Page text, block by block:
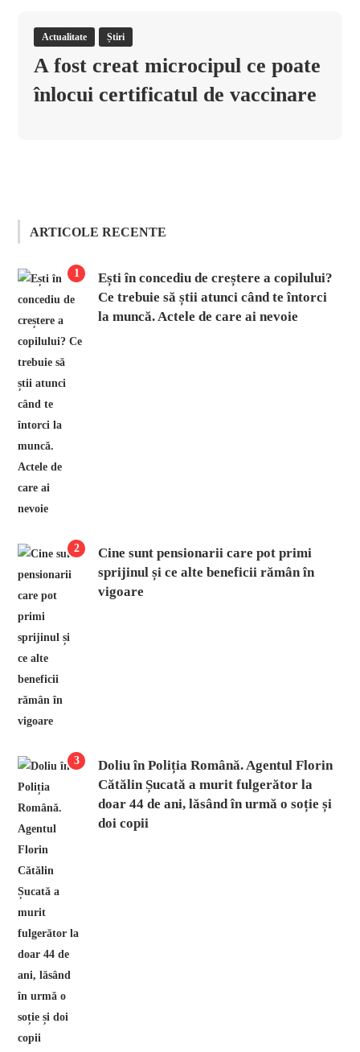
Actualitate Știri
A fost creat microcipul ce poate
înlocui certificatul de vaccinare
ARTICOLE RECENTE
1
Ești în concediu de creștere a copilului?
Ce trebuie să știi atunci când te întorci
la muncă. Actele de care ai nevoie
2
Cine sunt pensionarii care pot primi
sprijinul și ce alte beneficii rămân în
vigoare
3
Doliu în Poliția Română. Agentul Florin
Cătălin Șucată a murit fulgerător la
doar 44 de ani, lăsând în urmă o soție și
doi copii